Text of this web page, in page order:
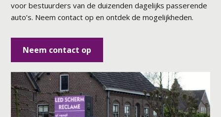
voor bestuurders van de duizenden dagelijks passerende
auto’s. Neem contact op en ontdek de mogelijkheden.
Neem contact op